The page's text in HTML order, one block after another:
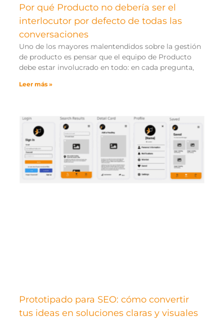
Por qué Producto no debería ser el
interlocutor por defecto de todas las
conversaciones
Uno de los mayores malentendidos sobre la gestión
de producto es pensar que el equipo de Producto
debe estar involucrado en todo: en cada pregunta,
Leer más »
Prototipado para SEO: cómo convertir
tus ideas en soluciones claras y visuales